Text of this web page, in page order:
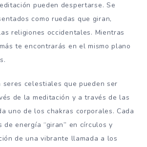
pueden despertarse. Se
como ruedas que giran,
religiones occidentales. Mientras
te encontrarás en el mismo plano
seres celestiales que pueden ser
de la meditación y a través de las
uno de los chakras corporales. Cada
de energía “giran” en círculos y
de una vibrante llamada a los